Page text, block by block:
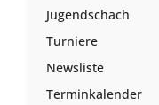
Jugendschach
Turniere
Newsliste
Terminkalender